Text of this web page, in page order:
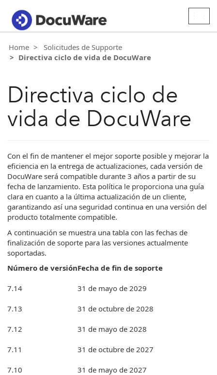
Home
Solicitudes de Supporte
Directiva ciclo de vida de DocuWare
Directiva ciclo de
vida de DocuWare
Con el fin de mantener el mejor soporte posible y mejorar la
eficiencia en la entrega de actualizaciones, cada versión de
DocuWare será compatible durante 3 años a partir de su
fecha de lanzamiento. Esta política le proporciona una guía
clara en cuanto a la última actualización de un cliente,
garantizando así una seguridad continua en una versión del
producto totalmente compatible.
A continuación se muestra una tabla con las fechas de
finalización de soporte para las versiones actualmente
soportadas.
Número de versiónFecha de fin de soporte
7.14 31 de mayo de 2029
7.13 31 de octubre de 2028
7.12 31 de mayo de 2028
7.11 31 de octubre de 2027
7.10 31 de mayo de 2027